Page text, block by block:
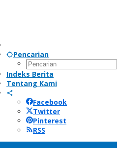
Pencarian
Indeks Berita
Tentang Kami
Facebook
Twitter
Pinterest
RSS